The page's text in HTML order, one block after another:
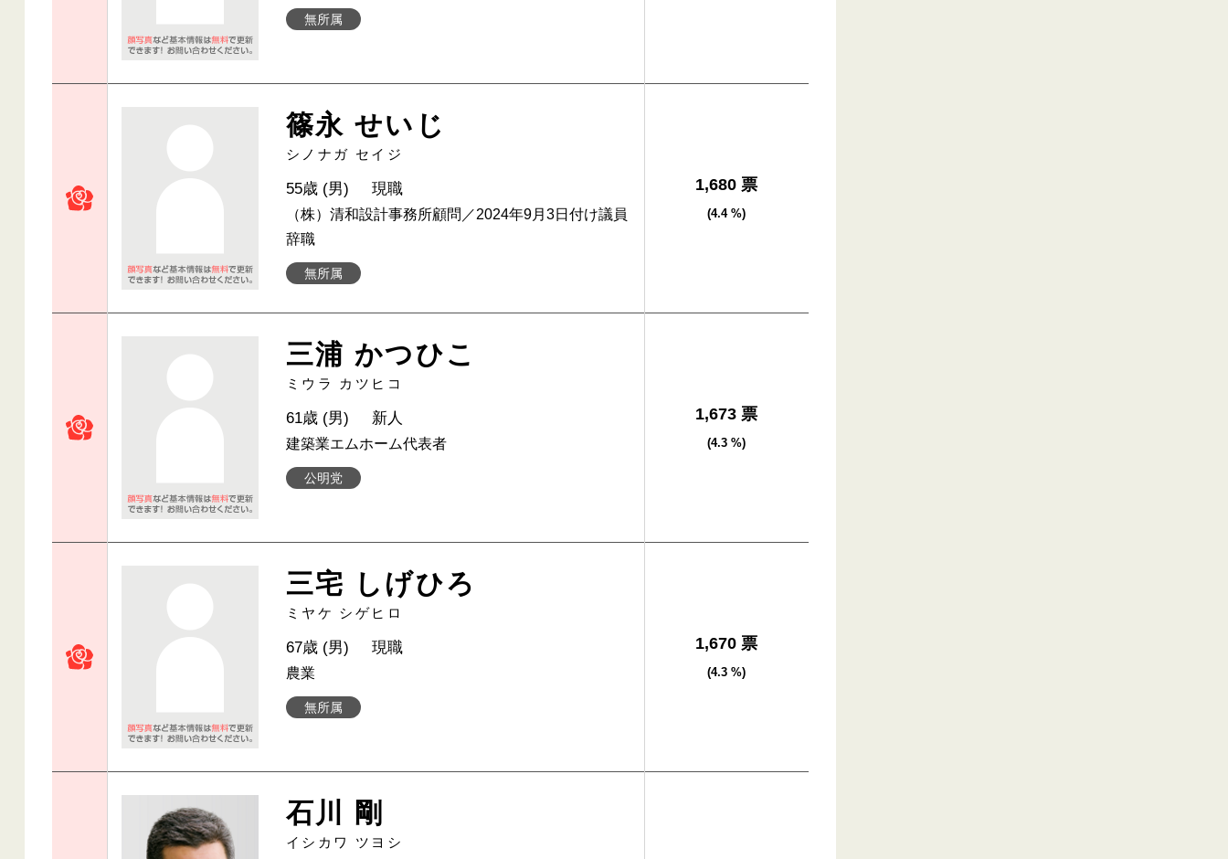
無所属
篠永 せいじ
シノナガ セイジ
無所属
55歳 (男) 現職
（株）清和設計事務所顧問／2024年9月3日付け議員
辞職
1,680 票
(4.4 %)
三浦 かつひこ
ミウラ カツヒコ
公明党
61歳 (男) 新人
建築業エムホーム代表者
1,673 票
(4.3 %)
三宅 しげひろ
ミヤケ シゲヒロ
無所属
67歳 (男) 現職
農業
1,670 票
(4.3 %)
石川 剛
イシカワ ツヨシ